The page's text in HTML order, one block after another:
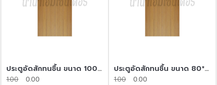
ประตูอัดสักทนชื้น​ ขนาด 100*200
1.00 0.00
ประตูอัดสักทนชื้น​ ขนาด 80*200
1.00 0.00